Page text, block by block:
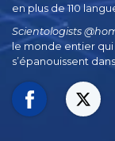
en plus de 110
Scientologists
le monde entier
s’épanouissent